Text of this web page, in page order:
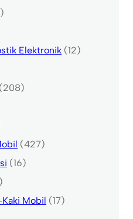
Elektronik (12)
(208)
(427)
(16)
Mobil (17)